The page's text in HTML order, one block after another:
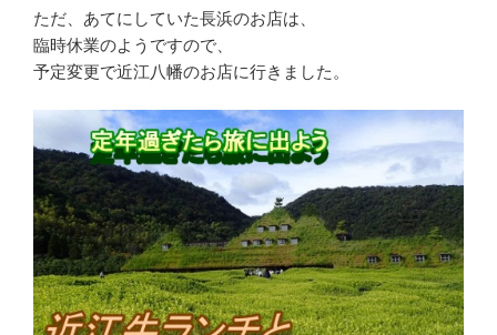
ただ、あてにしていた長浜のお店は、
臨時休業のようですので、
予定変更で近江八幡のお店に行きました。